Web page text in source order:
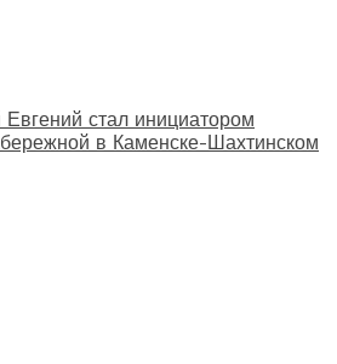
стал инициатором
в Каменске-Шахтинском